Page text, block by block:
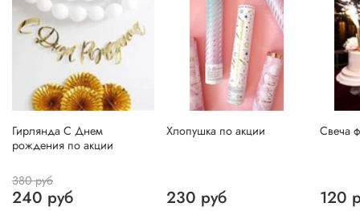
Гирлянда С Днем
рождения по акции
380 руб
240 руб
Хлопушка по акции
230 руб
Свеча
120